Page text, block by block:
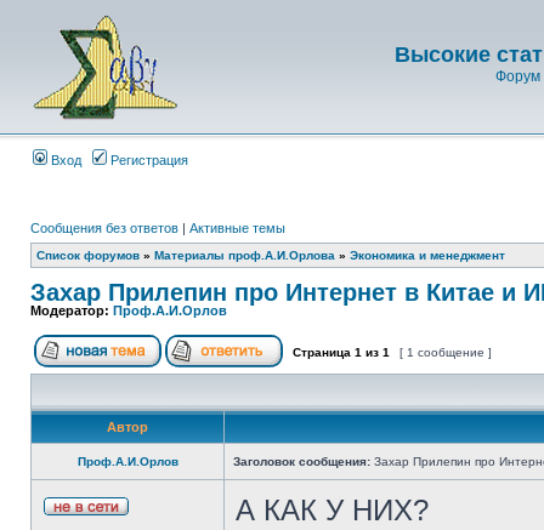
Высокие
Форум
Вход Регистрация
Сообщения без ответов | Активные темы
Список форумов » Материалы проф.А.И.Орлова » Экономика и менеджмент
Захар Прилепин про Интернет в Китае и
Модератор: Проф.А.И.Орлов
Страница 1 из 1 [ 1 сообщение ]
Автор
Проф.А.И.Орлов Заголовок сообщения: Захар Прилепин про
А КАК У НИХ?